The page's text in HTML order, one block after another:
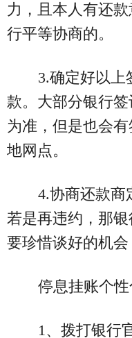
力，且本人有还
行平等协商的。
3.确定好以上
款。大部分银行
为准，但是也会
地网点。
4.协商还款商
若是再违约，那
要珍惜谈好的机会
停息挂账个
1、拨打银行